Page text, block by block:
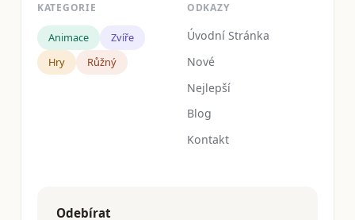
KATEGORIE
Animace
Zvíře
Hry
Růžný
ODKAZY
Úvodní Stránka
Nové
Nejlepší
Blog
Kontakt
Odebírat